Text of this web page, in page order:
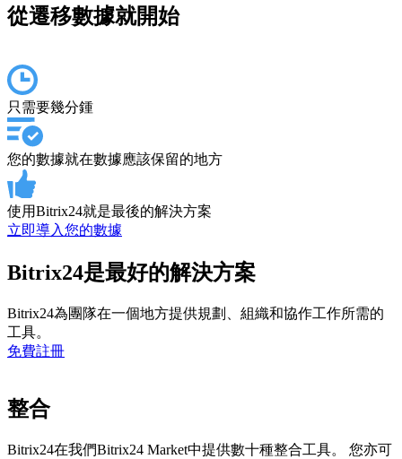
從遷移數據就開始
只需要幾分鍾
您的數據就在數據應該保留的地方
使用Bitrix24就是最後的解決方案
立即導入您的數據
Bitrix24是最好的解決方案
Bitrix24為團隊在一個地方提供規劃、組織和協作工作所需的
工具。
免費註冊
整合
Bitrix24在我們Bitrix24 Market中提供數十種整合工具。 您亦可